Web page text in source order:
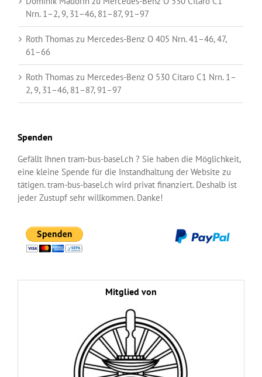
Nrn. 1–2, 9, 31–46, 81–87, 91–97
Roth Thomas zu Mercedes-Benz O 405 Nrn. 41–46, 47,
61–66
Roth Thomas zu Mercedes-Benz O 530 Citaro C1 Nrn. 1–
2, 9, 31–46, 81–87, 91–97
Spenden
Gefällt Ihnen tram-bus-basel.ch ? Sie haben die Möglichkeit,
eine kleine Spende für die Instandhaltung der Website zu
tätigen. tram-bus-basel.ch wird privat finanziert. Deshalb ist
jeder Zustupf sehr willkommen. Danke!
Mitglied von